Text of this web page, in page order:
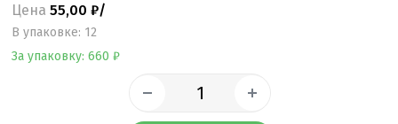
Цена 55,00 ₽/
B упаковке: 12
За упаковку: 660 ₽